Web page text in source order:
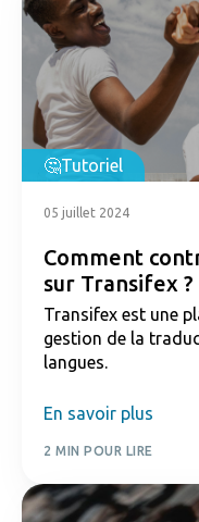
Tutoriel
05 juillet 2024
Comment
sur Transifex ?
Transifex est une
gestion de la
langues.
En savoir plus
2 MIN POUR LIRE